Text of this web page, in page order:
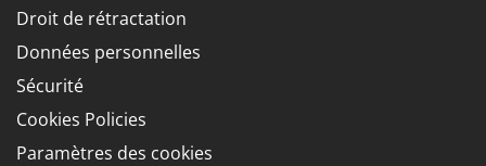
Droit de rétractation
Données personnelles
Sécurité
Cookies Policies
Paramètres des cookies